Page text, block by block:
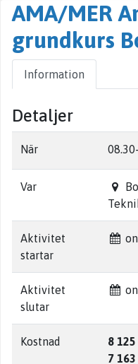
Företag
Ort
AMA/MER
grundkurs
Information
Detaljer
När
Var
Aktivitet
startar
Aktivitet
slutar
Kostnad 8
7